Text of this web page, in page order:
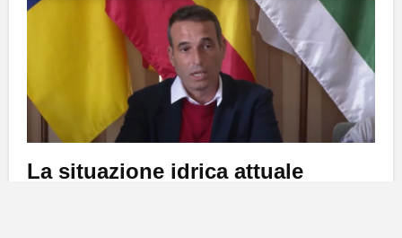
La situazione idrica attuale